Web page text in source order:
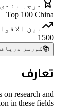
درجہ بندی
Top 100 China
بین
1500
📚کورسز
تعارف
research and
in these fields.